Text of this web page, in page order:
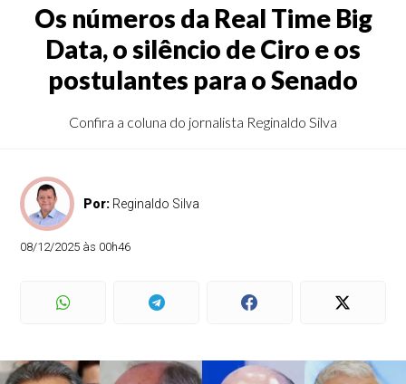
Os números da Real Time Big
Data, o silêncio de Ciro e os
postulantes para o Senado
Confira a coluna do jornalista Reginaldo Silva
Por: Reginaldo Silva
08/12/2025 às 00h46